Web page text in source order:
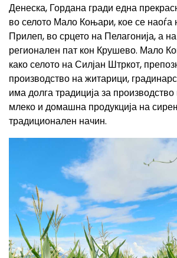
Денеска, Гордана гради една
во селото Мало Коњари, кое се наоѓа
Прилеп, во срцето на Пелагонија, а
регионален пат кон Крушево. Мало
како селото на Силјан Штркот,
производство на житарици,
има долга традиција за
млеко и домашна продукција на
традиционален начин.